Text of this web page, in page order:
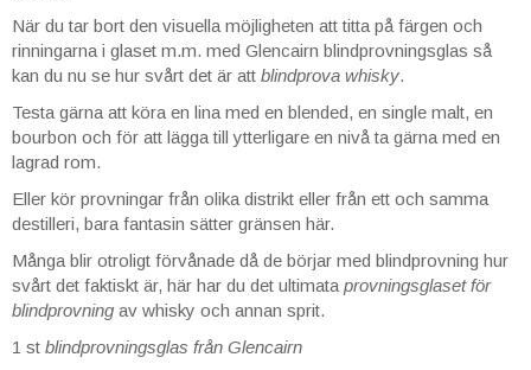
När du tar bort den visuella möjligheten att titta på färgen och
rinningarna i glaset m.m. med Glencairn blindprovningsglas så
kan du nu se hur svårt det är att blindprova whisky.
Testa gärna att köra en lina med en blended, en single malt, en
bourbon och för att lägga till ytterligare en nivå ta gärna med en
lagrad rom.
Eller kör provningar från olika distrikt eller från ett och samma
destilleri, bara fantasin sätter gränsen här.
Många blir otroligt förvånade då de börjar med blindprovning hur
svårt det faktiskt är, här har du det ultimata provningsglaset för
blindprovning av whisky och annan sprit.
1 st blindprovningsglas från Glencairn